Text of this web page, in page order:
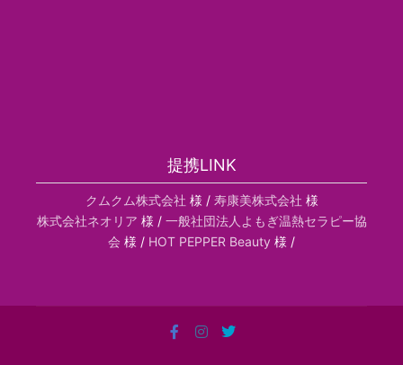
提携LINK
クムクム株式会社 様 / 寿康美株式会社 様
株式会社ネオリア 様 / 一般社団法人よもぎ温熱セラピー協
会 様 / HOT PEPPER Beauty 様 /